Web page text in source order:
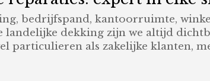
bedrijfspand, kantoorruimte,
landelijke dekking zijn we altijd
particulieren als zakelijke klanten,